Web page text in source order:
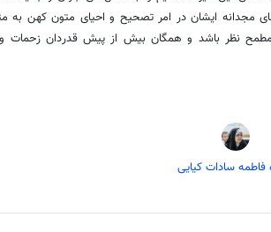
ایشان در امر تصحیح و احیای متون کهن به
نظر باشد و همگان بیش از پیش قدردان زحمات
سادات کیایی